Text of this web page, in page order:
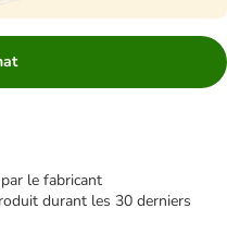
le fabricant
durant les 30 derniers